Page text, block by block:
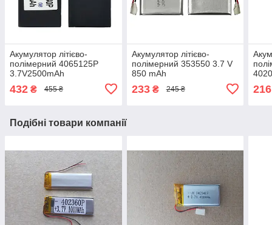
Акумулятор літієво-
полімерний 4065125P
3.7V2500mAh
432 ₴ 455 ₴
Акумулятор літієво-
полімерний 353550 3.7 V
850 mAh
233₴ 245 ₴ 216
Подібні товари компанії